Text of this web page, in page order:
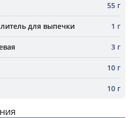
55 г
для выпечки 1 г
3 г
10 г
10 г